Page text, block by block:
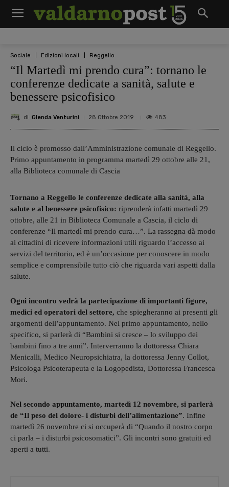
Sociale Edizioni locali Reggello
“Il Martedì mi prendo cura”: tornano le
conferenze dedicate a sanità, salute e
benessere psicofisico
di Glenda Venturini 28 Ottobre 2019 483
Il ciclo è promosso dall’Amministrazione comunale di Reggello.
Primo appuntamento in programma martedì 29 ottobre alle 21,
alla Biblioteca comunale di Cascia
Tornano a Reggello le conferenze dedicate alla sanità, alla
salute e al benessere psicofisico: riprenderà infatti martedì 29
ottobre, alle 21 in Biblioteca Comunale a Cascia, il ciclo di
conferenze “Il martedì mi prendo cura…”. La rassegna dà modo
ai cittadini di ricevere informazioni utili riguardo l’accesso ai
servizi del territorio, ed è un’occasione per conoscere in modo
semplice e comprensibile tutto ciò che riguarda vari aspetti dalla
salute.
Ogni incontro vedrà la partecipazione di importanti figure,
medici ed operatori del settore, che spiegheranno ai presenti gli
argomenti dell’appuntamento. Nel primo appuntamento, nello
specifico, si parlerà di “Bambini si cresce – lo sviluppo dei
bambini fino a tre anni”. Interverranno la dottoressa Chiara
Menicalli, Medico Neuropsichiatra, la dottoressa Jenny Collot,
Psicologa Psicoterapeuta e la Logopedista, Dottoressa Francesca
Mori.
Nel secondo appuntamento, martedì 12 novembre, si parlerà
de “Il peso del dolore- i disturbi dell’alimentazione”. Infine
martedì 26 novembre ci si occuperà di “Quando il nostro corpo
ci parla – i disturbi psicosomatici”. Gli incontri sono gratuiti ed
aperti a tutti.